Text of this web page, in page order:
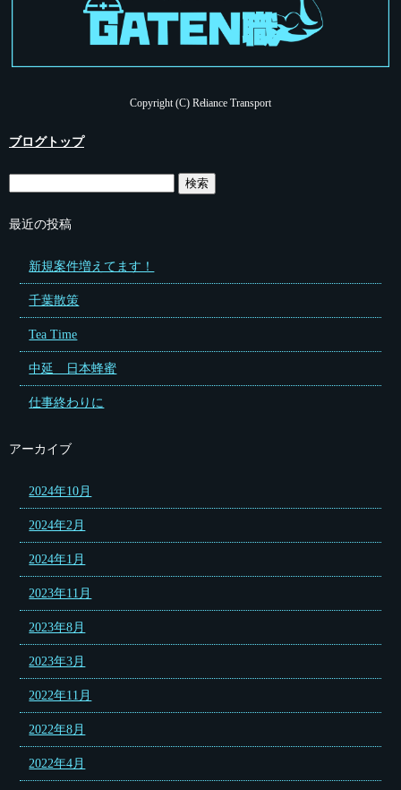
Copyright (C) Reliance Transport
ブログトップ
最近の投稿
新規案件増えてます！
千葉散策
Tea Time
中延 日本蜂蜜
仕事終わりに
アーカイブ
2024年10月
2024年2月
2024年1月
2023年11月
2023年8月
2023年3月
2022年11月
2022年8月
2022年4月